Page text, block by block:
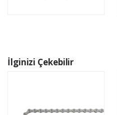
İlginizi Çekebilir